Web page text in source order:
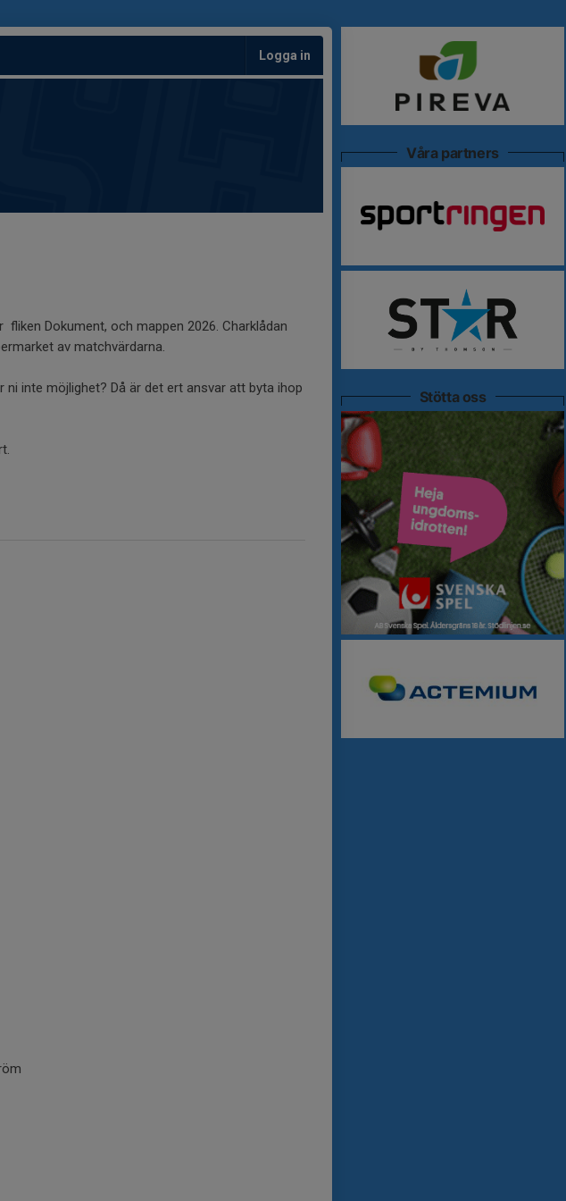
Logga in
Dokument, och mappen 2026. Charklådan
av matchvärdarna.
inte möjlighet? Då är det ert ansvar att byta ihop
Våra partners
Stötta oss